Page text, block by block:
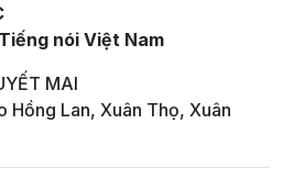
nói Việt Nam
MAI
Hồng Lan, Xuân Thọ, Xuân